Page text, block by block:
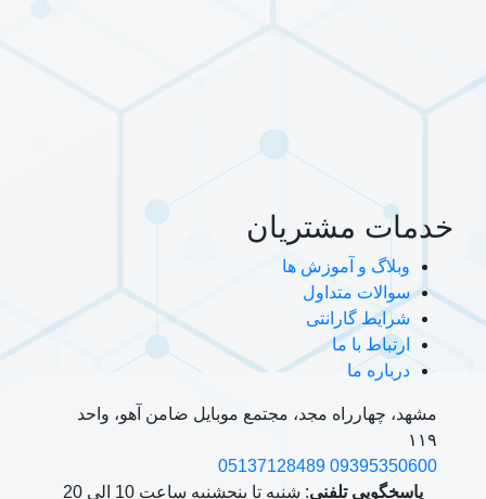
خدمات مشتریان
وبلاگ و آموزش ها
سوالات متداول
شرایط گارانتی
ارتباط با ما
درباره ما
مشهد، چهارراه مجد، مجتمع موبایل ضامن آهو، واحد
۱۱۹
09395350600
05137128489
پاسخگویی تلفنی: شنبه تا پنجشنبه ساعت 10 الی 20